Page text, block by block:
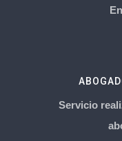
Servicio